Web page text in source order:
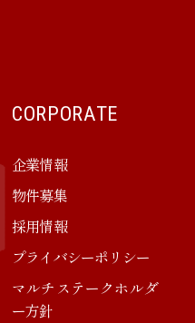
CORPORATE
企業情報
物件募集
採用情報
プライバシーポリシー
マルチステークホルダ
ー方針